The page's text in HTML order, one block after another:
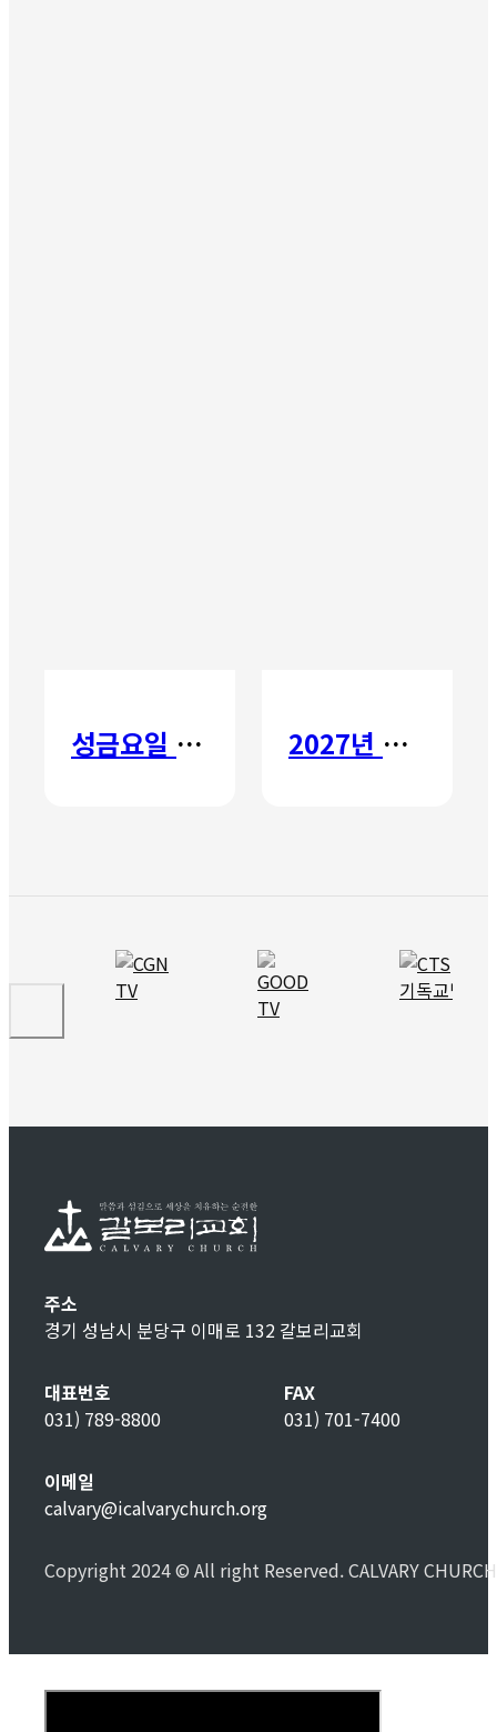
성금요일 칸타타 2027년 갈보리 어학원 유치부 신입생 모집
주소
경기 성남시 분당구 이매로 132 갈보리교회
대표번호
031) 789-8800
FAX
031) 701-7400
이메일
calvary@icalvarychurch.org
Copyright 2024 © All right Reserved. CALVARY CHURCH